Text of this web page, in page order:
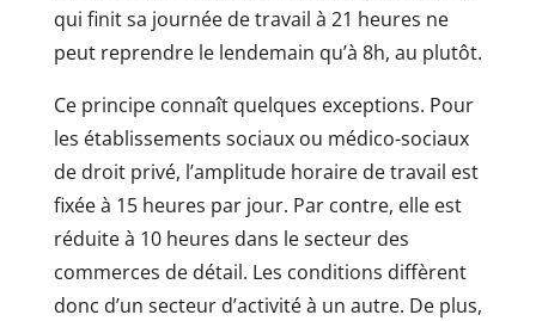
qui finit sa journée de travail à 21 heures ne
peut reprendre le lendemain qu’à 8h, au plutôt.
Ce principe connaît quelques exceptions. Pour
les établissements sociaux ou médico-sociaux
de droit privé, l’amplitude horaire de travail est
fixée à 15 heures par jour. Par contre, elle est
réduite à 10 heures dans le secteur des
commerces de détail. Les conditions diffèrent
donc d’un secteur d’activité à un autre. De plus,